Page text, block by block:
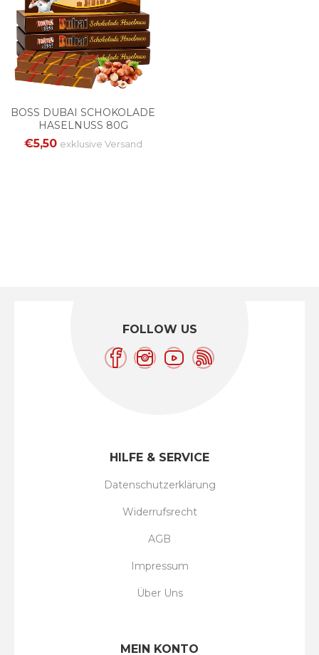
BOSS DUBAI SCHOKOLADE
HASELNUSS 80G
€5,50 exklusive Versand
FOLLOW US
HILFE & SERVICE
Datenschutzerklärung
Widerrufsrecht
AGB
Impressum
Über Uns
MEIN KONTO